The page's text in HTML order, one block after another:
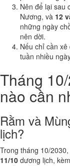
Nên để lại sau
Nương, và 12
những ngày
nên dời.
Nếu chỉ cần xê
tuần nhiều
Tháng
nào cần
Rằm và
lịch?
Trong tháng 10/
11/10 dương lịch,